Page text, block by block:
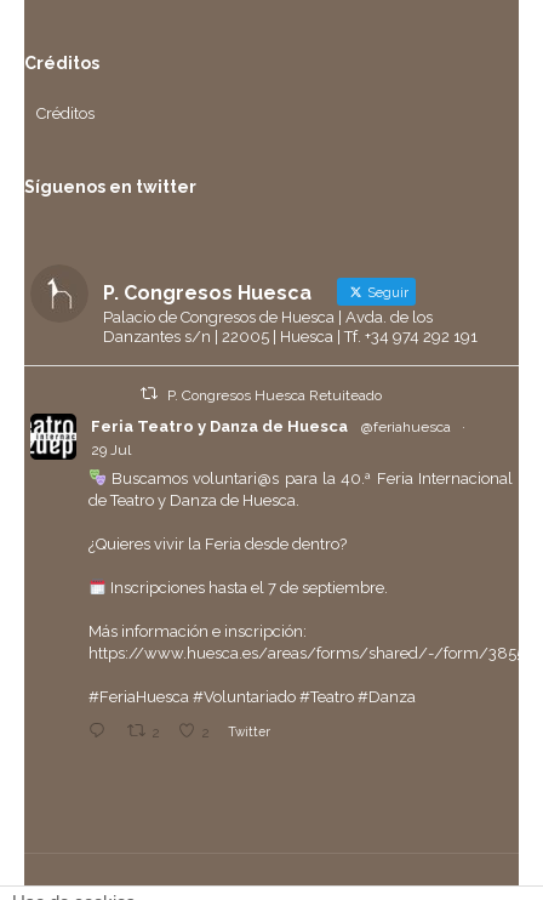
Créditos
Créditos
Síguenos en twitter
P. Congresos Huesca Seguir
Palacio de Congresos de Huesca | Avda. de los
Danzantes s/n | 22005 | Huesca | Tf. +34 974 292 191
P. Congresos Huesca Retuiteado
Feria Teatro y Danza de Huesca @feriahuesca
·
29 Jul
Buscamos voluntari@s para la 40.ª Feria Internacional
de Teatro y Danza de Huesca.
¿Quieres vivir la Feria desde dentro?
Inscripciones hasta el 7 de septiembre.
Más información e inscripción:
https://www.huesca.es/areas/forms/shared/-/form/
#FeriaHuesca #Voluntariado #Teatro #Danza
2 2 Twitter